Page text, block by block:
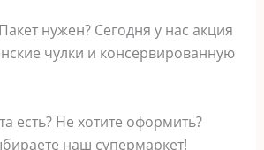
нужен? Сегодня у нас акция
чулки и консервированную
есть? Не хотите оформить?
наш супермаркет!